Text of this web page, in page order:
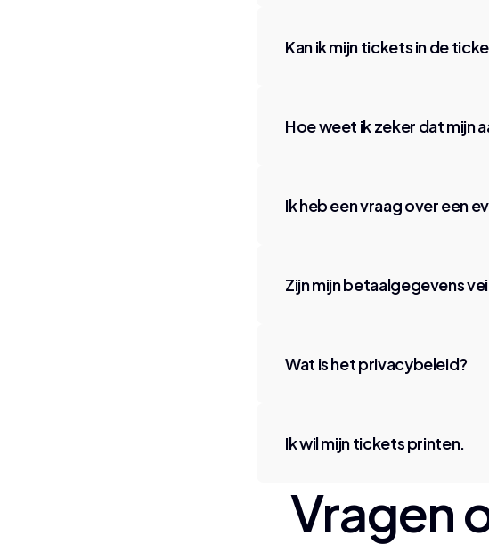
Kan ik mijn tickets in de
Hoe weet ik zeker dat mijn
Ik heb een vraag over een
Zijn mijn betaalgegevens
Wat is het privacybeleid?
Ik wil mijn tickets printen.
Vragen